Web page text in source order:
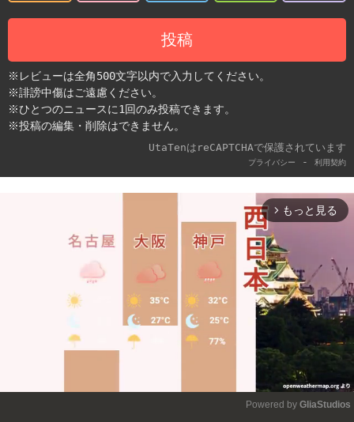
投稿
※レビューは全角500文字以内で入力してください。
※誹謗中傷はご遠慮ください。
※ひとつのニュースに1回のみ投稿できます。
※投稿の編集・削除はできません。
UtaTenはreCAPTCHAで保護されています
プライバシー - 利用契約
arrow_forward_ios もっと見る
Powered by GliaStudios